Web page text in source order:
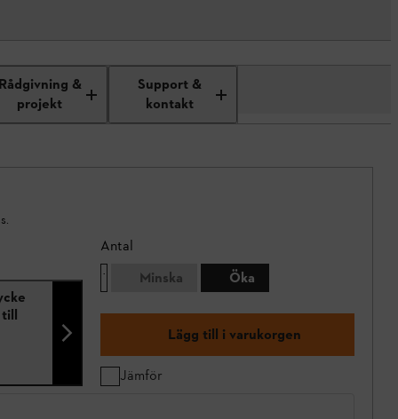
Rådgivning &
projekt
Support &
kontakt
till
Antal
Minska
Öka
Lägg till i varukorgen
Jämför